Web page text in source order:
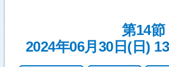
第14節
2024年06月30日(日)